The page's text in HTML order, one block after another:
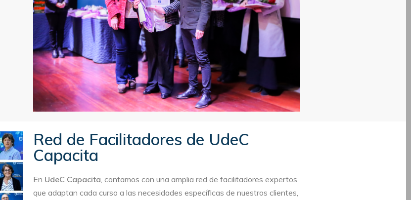
Red de Facilitadores de UdeC
Capacita​
En UdeC Capacita , contamos con una amplia red de facilitadores expertos
que adaptan cada curso a las necesidades específicas de nuestros clientes,